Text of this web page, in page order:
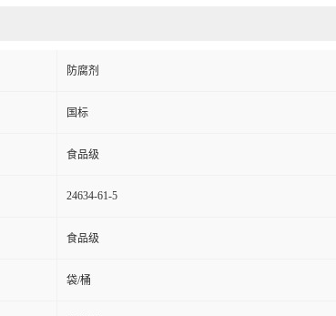
防腐剂
国标
食品级
24634-61-5
食品级
袋/桶